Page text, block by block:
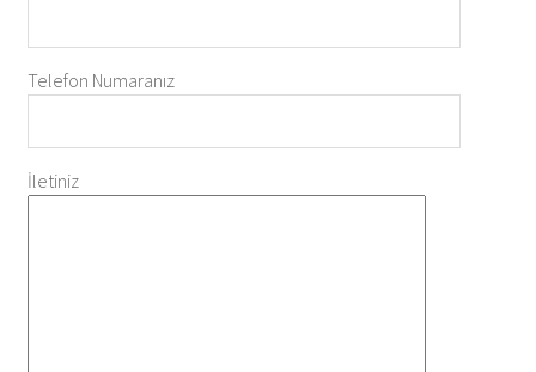
Telefon Numaranız
İletiniz